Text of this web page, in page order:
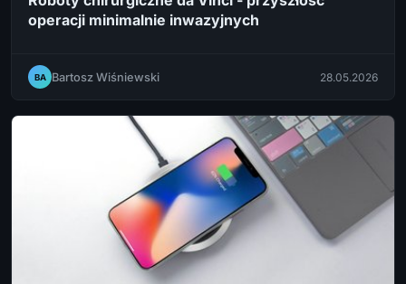
operacji minimalnie inwazyjnych
BA Bartosz Wiśniewski 28.05.2026